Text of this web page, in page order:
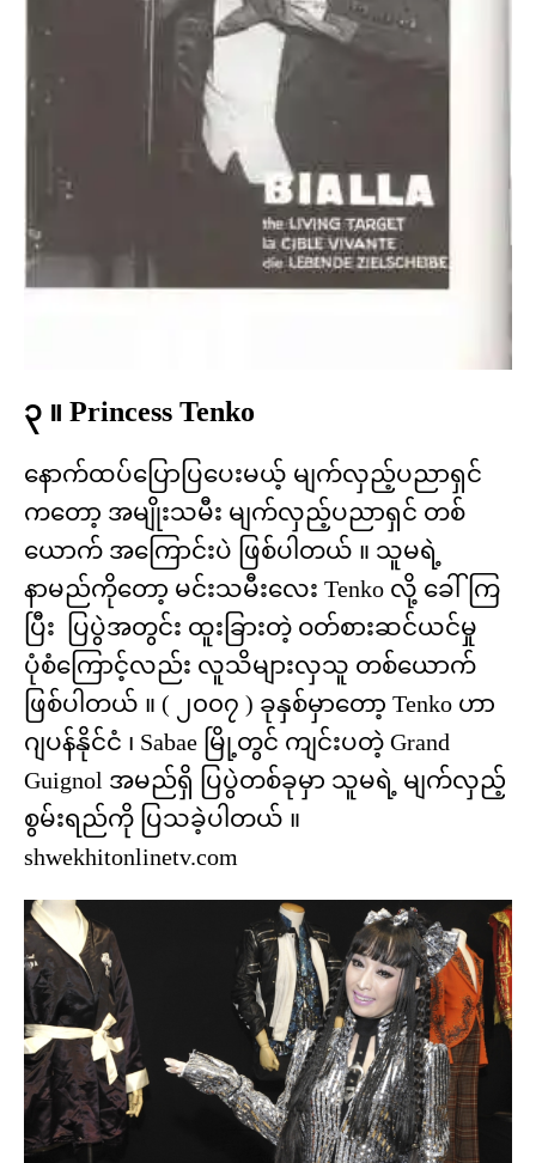
၃ ။ Princess Tenko
နောက်ထပ်ပြောပြပေးမယ့် မျက်လှည့်ပညာရှင်
ကတော့ အမျိုးသမီး မျက်လှည့်ပညာရှင် တစ်
ယောက် အကြောင်းပဲ ဖြစ်ပါတယ် ။ သူမရဲ့
နာမည်ကိုတော့ မင်းသမီးလေး Tenko လို့ ခေါ်ကြ
ပြီး ပြပွဲအတွင်း ထူးခြားတဲ့ ဝတ်စားဆင်ယင်မှု
ပုံစံကြောင့်လည်း လူသိများလှသူ တစ်ယောက်
ဖြစ်ပါတယ် ။ ( ၂၀၀၇ ) ခုနှစ်မှာတော့ Tenko ဟာ
ဂျပန်နိုင်ငံ ၊ Sabae မြို့တွင် ကျင်းပတဲ့ Grand
Guignol အမည်ရှိ ပြပွဲတစ်ခုမှာ သူမရဲ့ မျက်လှည့်
စွမ်းရည်ကို ပြသခဲ့ပါတယ် ။
shwekhitonlinetv.com